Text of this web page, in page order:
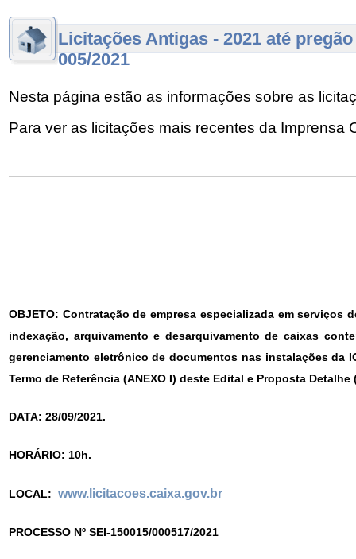
Licitações Antigas - 2021 até pregão
005/2021
Nesta página estão as informações sobre as
Para ver as licitações mais recentes da Imprensa
OBJETO: Contratação de empresa especializada em
indexação, arquivamento e desarquivamento de caixas
gerenciamento eletrônico de documentos nas instalações da
Termo de Referência (ANEXO I) deste Edital e Proposta Detalhe
DATA: 28/09/2021.
HORÁRIO: 10h.
LOCAL: www.licitacoes.caixa.gov.br
PROCESSO Nº SEI-150015/000517/2021